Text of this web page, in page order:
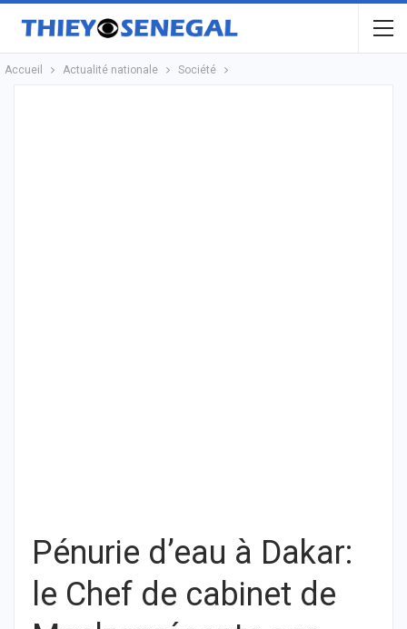
Accueil Actualité nationale Société
Pénurie d’eau à Dakar:
le Chef de cabinet de